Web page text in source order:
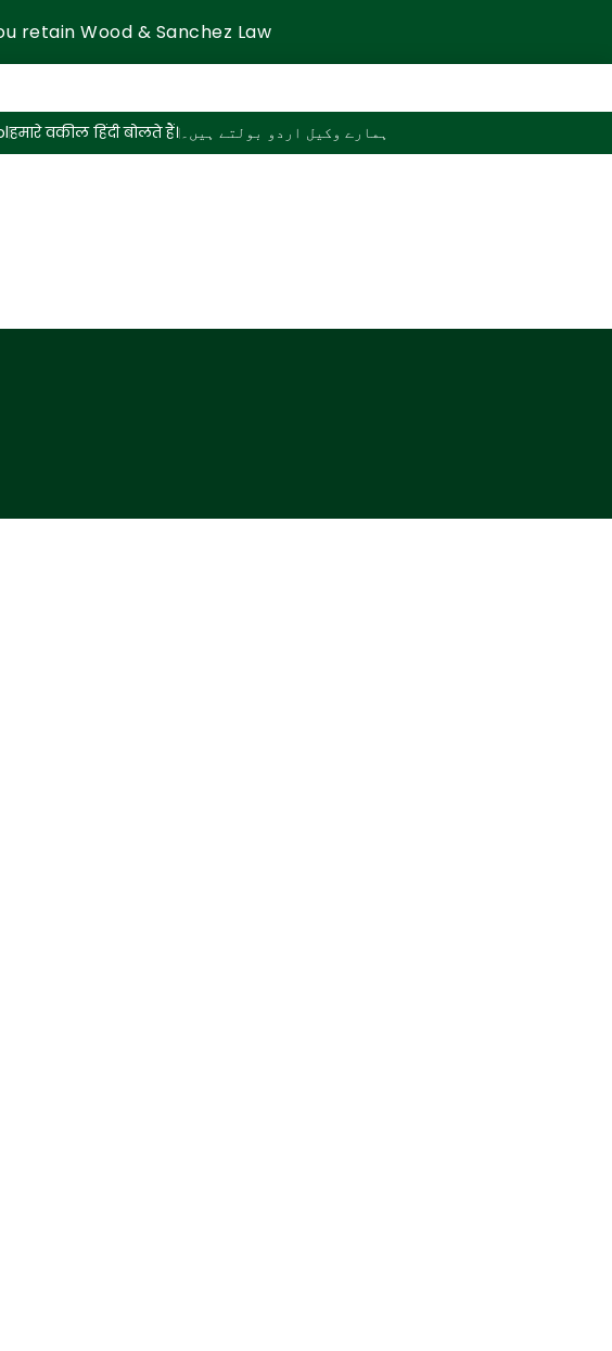
retain Wood & Sanchez Law
हमारे वकील हिंदी बोलते हैं।ہمارے وکیل اردو بولتے ہیں۔